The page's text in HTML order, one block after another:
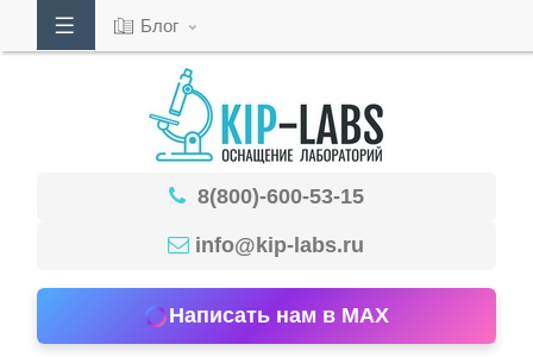
Блог
8(800)-600-53-15
info@kip-labs.ru
Написать нам в MAX